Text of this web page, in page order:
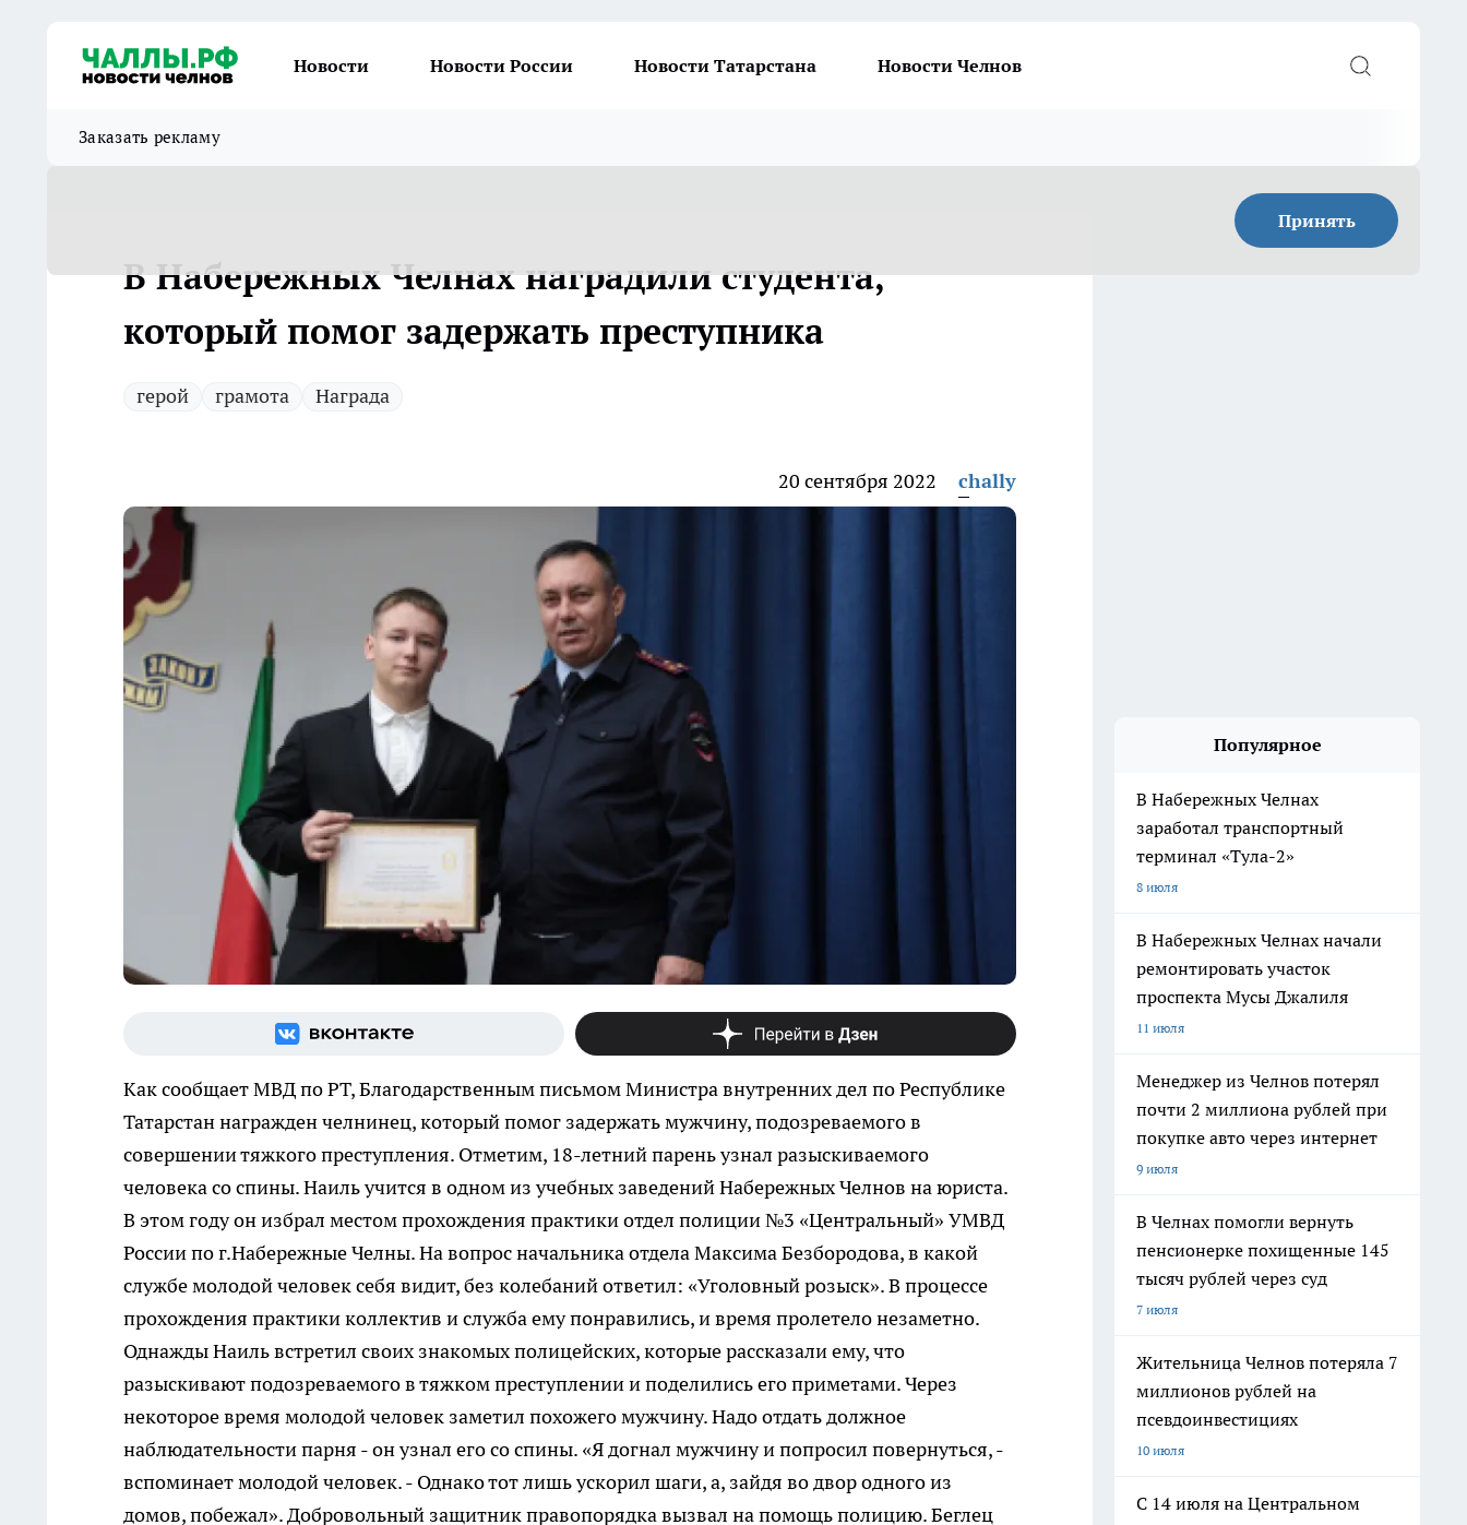
Новости Новости России Новости Татарстана Новости Челнов
Заказать рекламу
Принять
В Набережных Челнах наградили студента,
который помог задержать преступника
герой грамота Награда
20 сентября 2022 chally
Как сообщает МВД по РТ, Благодарственным письмом Министра внутренних дел по Республике
Татарстан награжден челнинец, который помог задержать мужчину, подозреваемого в
совершении тяжкого преступления. Отметим, 18-летний парень узнал разыскиваемого
человека со спины. Наиль учится в одном из учебных заведений Набережных Челнов на юриста.
В этом году он избрал местом прохождения практики отдел полиции №3 «Центральный» УМВД
России по г.Набережные Челны. На вопрос начальника отдела Максима Безбородова, в какой
службе молодой человек себя видит, без колебаний ответил: «Уголовный розыск». В процессе
прохождения практики коллектив и служба ему понравились, и время пролетело незаметно.
Однажды Наиль встретил своих знакомых полицейских, которые рассказали ему, что
разыскивают подозреваемого в тяжком преступлении и поделились его приметами. Через
некоторое время молодой человек заметил похожего мужчину. Надо отдать должное
наблюдательности парня - он узнал его со спины. «Я догнал мужчину и попросил повернуться, -
вспоминает молодой человек. - Однако тот лишь ускорил шаги, а, зайдя во двор одного из
домов, побежал». Добровольный защитник правопорядка вызвал на помощь полицию. Беглец
Популярное
В Набережных Челнах
заработал транспортный
терминал «Тула-2»
8 июля
В Набережных Челнах начали
ремонтировать участок
проспекта Мусы Джалиля
11 июля
Менеджер из Челнов потерял
почти 2 миллиона рублей при
покупке авто через интернет
9 июля
В Челнах помогли вернуть
пенсионерке похищенные 145
тысяч рублей через суд
7 июля
Жительница Челнов потеряла 7
миллионов рублей на
псевдоинвестициях
10 июля
С 14 июля на Центральном